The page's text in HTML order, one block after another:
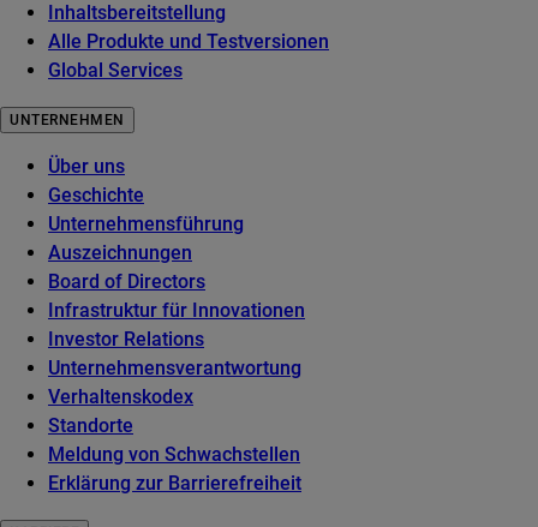
Inhaltsbereitstellung
Alle Produkte und Testversionen
Global Services
UNTERNEHMEN
Über uns
Geschichte
Unternehmensführung
Auszeichnungen
Board of Directors
Infrastruktur für Innovationen
Investor Relations
Unternehmensverantwortung
Verhaltenskodex
Standorte
Meldung von Schwachstellen
Erklärung zur Barrierefreiheit